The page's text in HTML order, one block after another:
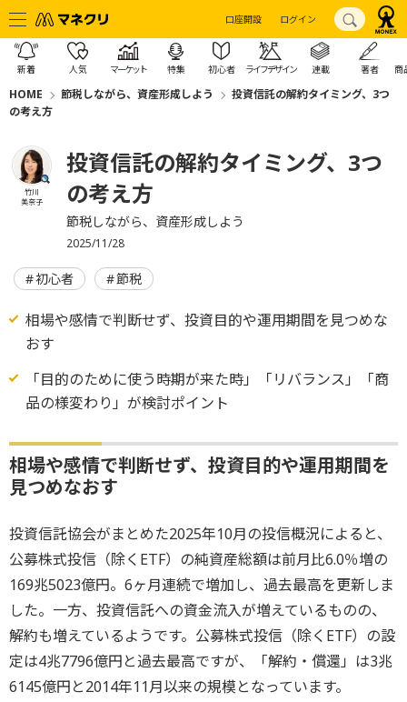
口座開設 ログイン
新着 人気 マーケット 特集 初心者 ライフデザイン 連載 著者 商
HOME 節税しながら、資産形成しよう
投資信託の解約タイミング、3つ
の考え方
竹川
美奈子
投資信託の解約タイミング、3つ
の考え方
節税しながら、資産形成しよう
2025/11/28
初心者 節税
相場や感情で判断せず、投資目的や運用期間を見つめな
おす
「目的のために使う時期が来た時」「リバランス」「商
品の様変わり」が検討ポイント
相場や感情で判断せず、投資目的や運用期間を
見つめなおす
投資信託協会がまとめた2025年10月の投信概況によると、
公募株式投信（除くETF）の純資産総額は前月比6.0％増の
169兆5023億円。6ヶ月連続で増加し、過去最高を更新しま
した。一方、投資信託への資金流入が増えているものの、
解約も増えているようです。公募株式投信（除くETF）の設
定は4兆7796億円と過去最高ですが、「解約・償還」は3兆
6145億円と2014年11月以来の規模となっています。